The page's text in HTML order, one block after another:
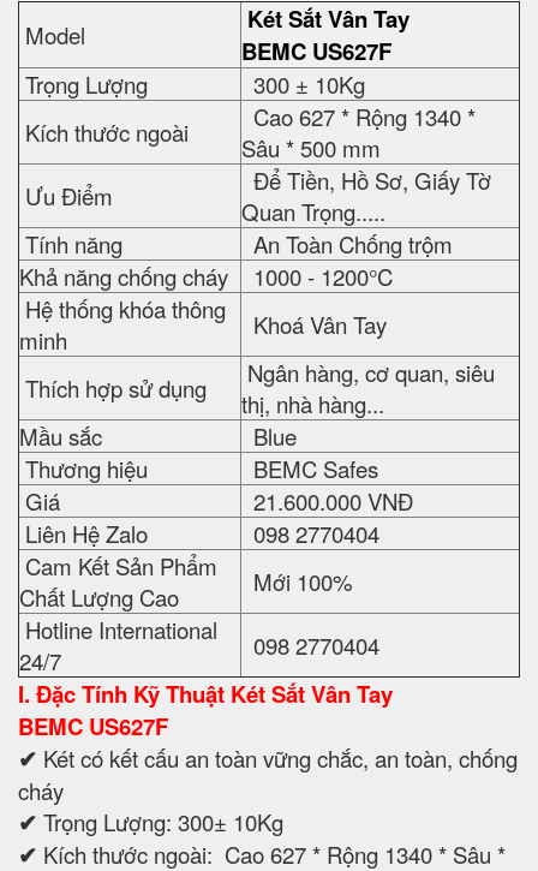
Model
Két Sắt Vân Tay
BEMC US627F
Trọng Lượng
300 ± 10Kg
Kích thước ngoài
Cao 627 * Rộng 1340 *
Sâu * 500 mm
Ưu Điểm
Để Tiền, Hồ Sơ, Giấy Tờ
Quan Trọng.....
Tính năng
An Toàn Chống trộm
Khả năng chống cháy
1000 - 1200°C
Hệ thống khóa thông
minh
Khoá Vân Tay
Thích hợp sử dụng
Ngân hàng, cơ quan, siêu
thị, nhà hàng...
Mầu sắc
Blue
Thương hiệu
BEMC Safes
Giá
21.600.000 VNĐ
Liên Hệ Zalo
098 2770404
Cam Kết Sản Phẩm
Chất Lượng Cao
Mới 100%
Hotline International
24/7
098 2770404
I. Đặc Tính Kỹ Thuật Két Sắt Vân Tay
BEMC US627F
✔ Két có kết cấu an toàn vững chắc, an toàn, chống
cháy
✔ Trọng Lượng: 300± 10Kg
✔ Kích thước ngoài: Cao 627 * Rộng 1340 * Sâu *